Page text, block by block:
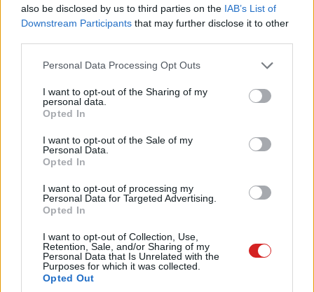
also be disclosed by us to third parties on the IAB’s List of
Downstream Participants that may further disclose it to other
Please note that this website/app uses one or more Google
not limited to your visit or usage behaviour. You may click to
grant or deny consent to Google and its third-party tags to
use your data for below specified purposes in below Google
consent section.
Personal Data Processing Opt Outs
I want to opt-out of the Sharing of my
personal data.
Opted In
I want to opt-out of the Sale of my
Personal Data.
Opted In
I want to opt-out of processing my
Personal Data for Targeted Advertising.
Opted In
I want to opt-out of Collection, Use,
Retention, Sale, and/or Sharing of my
Personal Data that Is Unrelated with the
Purposes for which it was collected.
Opted Out
A keresőmotor folyamatosan interakcióban tud lenni a
böngészési aktivitásunkkal, képes például száraz,
hosszúra nyújtott elemzésekből kiemelni a lényeget,
majd azt akár össze is tudja vetni más forrásból
származó információkkal, végezetül pedig még egy
Az új, MI-vel felturbózott Edge azonban még
kijavít, vagy optimalizál bármilyen felületen a
weben, erre is könnyedén használható.
A Microsoft szerint naponta nagyjából 10 milliárd